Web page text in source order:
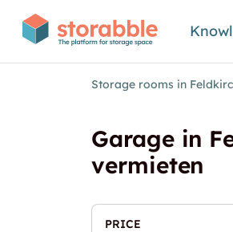
Storage rooms in
Garage in
vermieten
PRICE